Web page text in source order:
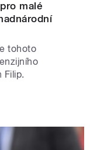
malé
tohoto
Filip.